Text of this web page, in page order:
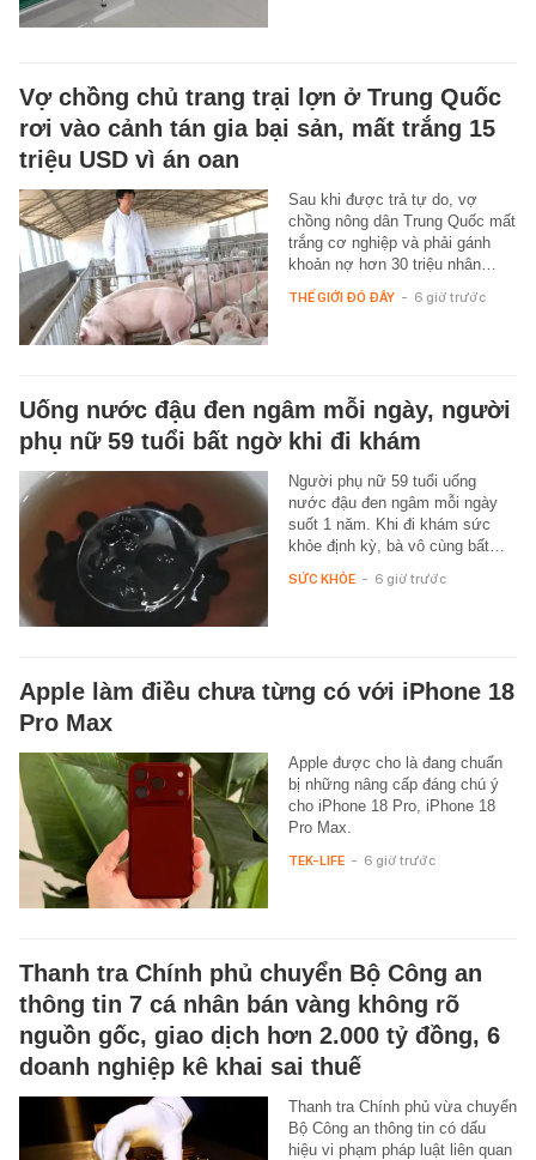
Vợ chồng chủ trang trại lợn ở Trung Quốc
rơi vào cảnh tán gia bại sản, mất trắng 15
triệu USD vì án oan
Sau khi được trả tự do, vợ
chồng nông dân Trung Quốc mất
trắng cơ nghiệp và phải gánh
khoản nợ hơn 30 triệu nhân…
THẾ GIỚI ĐÓ ĐÂY - 6 giờ trước
Uống nước đậu đen ngâm mỗi ngày, người
phụ nữ 59 tuổi bất ngờ khi đi khám
Người phụ nữ 59 tuổi uống
nước đậu đen ngâm mỗi ngày
suốt 1 năm. Khi đi khám sức
khỏe định kỳ, bà vô cùng bất…
SỨC KHỎE - 6 giờ trước
Apple làm điều chưa từng có với iPhone 18
Pro Max
Apple được cho là đang chuẩn
bị những nâng cấp đáng chú ý
cho iPhone 18 Pro, iPhone 18
Pro Max.
TEK-LIFE - 6 giờ trước
Thanh tra Chính phủ chuyển Bộ Công an
thông tin 7 cá nhân bán vàng không rõ
nguồn gốc, giao dịch hơn 2.000 tỷ đồng, 6
doanh nghiệp kê khai sai thuế
Thanh tra Chính phủ vừa chuyển
Bộ Công an thông tin có dấu
hiệu vi phạm pháp luật liên quan